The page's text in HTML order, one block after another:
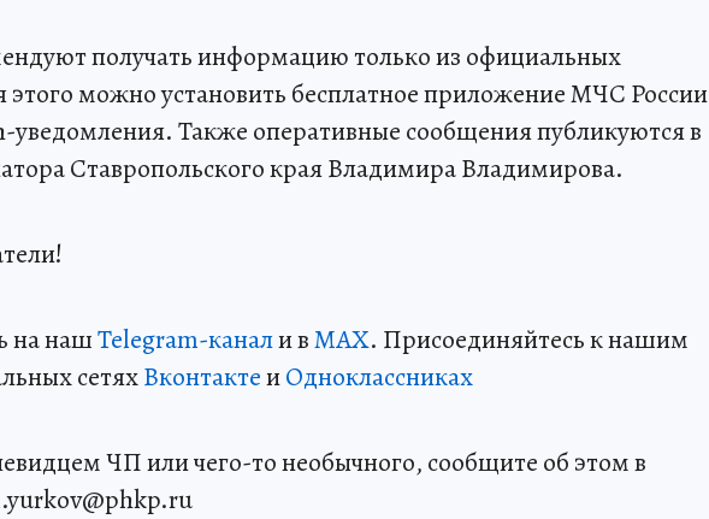
получать информацию только из официальных
этого можно установить бесплатное приложение МЧС России
уведомления. Также оперативные сообщения публикуются в
Ставропольского края Владимира Владимирова.
на нашTelegram-канали вMAX. Присоединяйтесь к нашим
сетяхВконтактеиОдноклассниках
ЧП или чего-то необычного, сообщите об этом в